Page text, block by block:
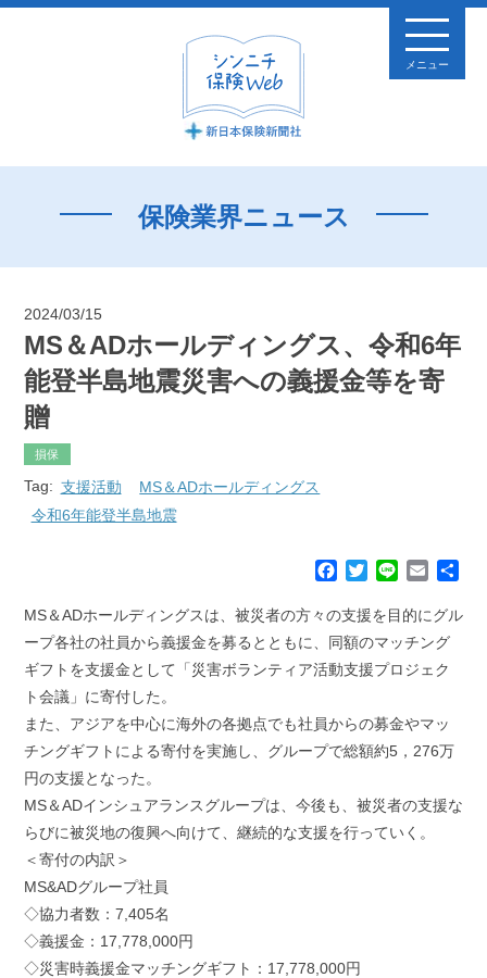
メニュー
保険業界ニュース
2024/03/15
MS＆ADホールディングス、令和6年
能登半島地震災害への義援金等を寄
贈
損保
Tag: 支援活動
MS＆ADホールディングス
令和6年能登半島地震
c
e
o
k
T
i
t
e
n
e
E
a
MS＆ADホールディングスは、被災者の方々の支援を目的にグル
ープ各社の社員から義援金を募るとともに、同額のマッチング
ギフトを支援金として「災害ボランティア活動支援プロジェク
ト会議」に寄付した。
また、アジアを中心に海外の各拠点でも社員からの募金やマッ
チングギフトによる寄付を実施し、グループで総額約5，276万
円の支援となった。
MS＆ADインシュアランスグループは、今後も、被災者の支援な
らびに被災地の復興へ向けて、継続的な支援を行っていく。
＜寄付の内訳＞
MS&ADグループ社員
◇協力者数：7,405名
◇義援金：17,778,000円
◇災害時義援金マッチングギフト：17,778,000円